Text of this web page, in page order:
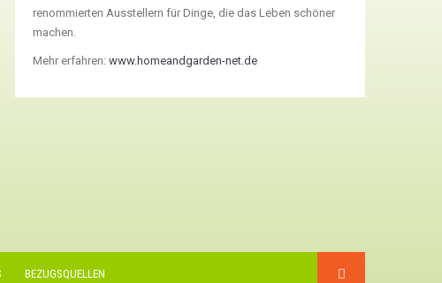
renommierten Ausstellern für Dinge, die das Leben schöner
machen.
Mehr erfahren: www.homeandgarden-net.de
BEZUGSQUELLEN